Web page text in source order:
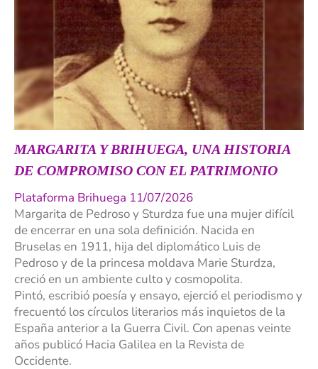
MARGARITA Y BRIHUEGA, UNA HISTORIA
DE COMPROMISO CON EL PATRIMONIO
Plataforma Brihuega 11/07/2026
Margarita de Pedroso y Sturdza fue una mujer difícil
de encerrar en una sola definición. Nacida en
Bruselas en 1911, hija del diplomático Luis de
Pedroso y de la princesa moldava Marie Sturdza,
creció en un ambiente culto y cosmopolita.
Pintó, escribió poesía y ensayo, ejerció el periodismo y
frecuentó los círculos literarios más inquietos de la
España anterior a la Guerra Civil. Con apenas veinte
años publicó Hacia Galilea en la Revista de
Occidente.